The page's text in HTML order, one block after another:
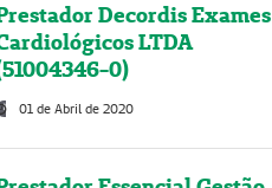
Decordis Exames
LTDA
0)
01 de Abril de 2020